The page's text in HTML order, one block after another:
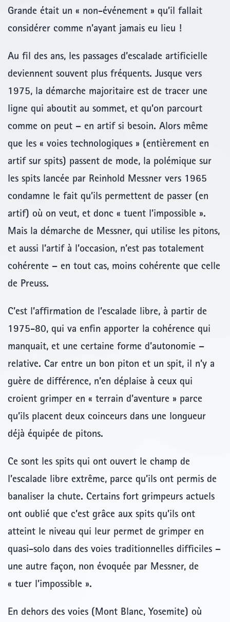
Grande était un « non-événement » qu’il fallait
considérer comme n’ayant jamais eu lieu !
Au fil des ans, les passages d’escalade artificielle
deviennent souvent plus fréquents. Jusque vers
1975, la démarche majoritaire est de tracer une
ligne qui aboutit au sommet, et qu’on parcourt
comme on peut – en artif si besoin. Alors même
que les « voies technologiques » (entièrement en
artif sur spits) passent de mode, la polémique sur
les spits lancée par Reinhold Messner vers 1965
condamne le fait qu’ils permettent de passer (en
artif) où on veut, et donc « tuent l’impossible ».
Mais la démarche de Messner, qui utilise les pitons,
et aussi l’artif à l’occasion, n’est pas totalement
cohérente – en tout cas, moins cohérente que celle
de Preuss.
C’est l’affirmation de l’escalade libre, à partir de
1975-80, qui va enfin apporter la cohérence qui
manquait, et une certaine forme d’autonomie –
relative. Car entre un bon piton et un spit, il n’y a
guère de différence, n’en déplaise à ceux qui
croient grimper en « terrain d’aventure » parce
qu’ils placent deux coinceurs dans une longueur
déjà équipée de pitons.
Ce sont les spits qui ont ouvert le champ de
l’escalade libre extrême, parce qu’ils ont permis de
banaliser la chute. Certains fort grimpeurs actuels
ont oublié que c’est grâce aux spits qu’ils ont
atteint le niveau qui leur permet de grimper en
quasi-solo dans des voies traditionnelles difficiles –
une autre façon, non évoquée par Messner, de
« tuer l’impossible ».
En dehors des voies (Mont Blanc, Yosemite) où